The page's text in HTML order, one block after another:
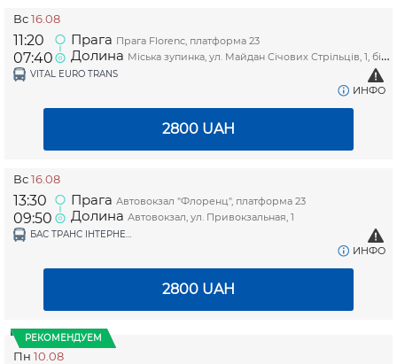
Вс16.08
11:20
07:40
Прага Прага Florenc, платформа 23
Долина Міська зупинка, ул. Майдан Січових Стрільців, 1, біля магазину "Копійочка"
VITAL EURO TRANS
ИНФО
2800 UAH
Вс16.08
13:30
09:50
Прага Автовокзал "Флоренц", платформа 23
Долина Автовокзал, ул. Привокзальная, 1
БАС ТРАНС ІНТЕРНЕШНЛ ТОВ (PINCHUKTRAVEL)
ИНФО
2800 UAH
РЕКОМЕНДУЕМ
Пн 10.08